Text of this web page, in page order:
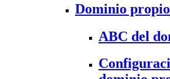
Dominio propio
ABC del